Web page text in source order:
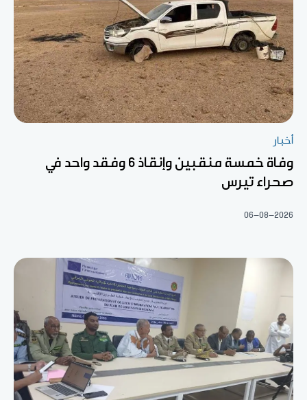
أخبار
وفاة خمسة منقبين وإنقاذ 6 وفقد واحد في
صحراء تيرس
06-08-2026